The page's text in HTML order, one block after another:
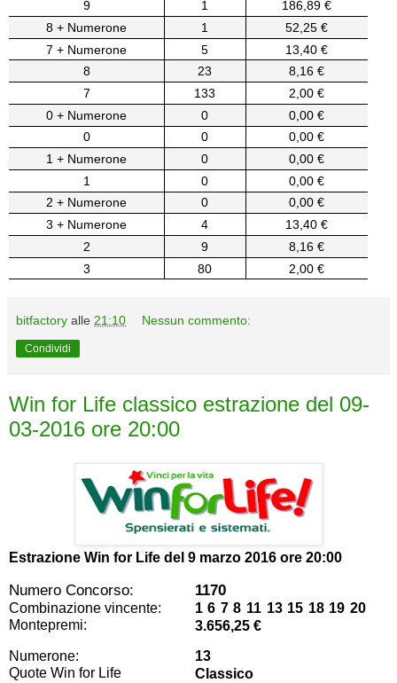
9 1
186,89 €
8 + Numerone
1
52,25 €
7 + Numerone
5
13,40 €
8
23
8,16 €
7
133
2,00 €
0 + Numerone
0
0,00 €
0
0
0,00 €
1 + Numerone
0
0,00 €
1
0
0,00 €
2 + Numerone
0
0,00 €
3 + Numerone
4
13,40 €
2
9
8,16 €
3
80 2,00 €
bitfactory alle 21:10 Nessun commento:
Condividi
Win for Life classico estrazione del 09-
03-2016 ore 20:00
Estrazione Win for Life del 9 marzo 2016 ore 20:00
Numero Concorso: 1170
Combinazione vincente:
1 6 7 8 11 13 15 18 19 20
Montepremi:
3.656,25 €
Numerone:
13
Quote Win for Life
Classico